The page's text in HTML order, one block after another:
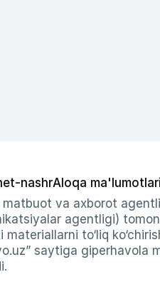
nashrAloqa ma'lumotlari
va axborot
agentligi)
to‘liq
saytiga giperhavola